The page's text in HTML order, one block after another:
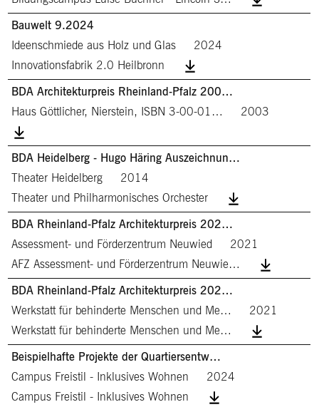
Bauwelt 9.2024
Ideenschmiede aus Holz und Glas
2024
Innovationsfabrik 2.0 Heilbronn
BDA Architekturpreis Rheinland-Pfalz 200…
Haus Göttlicher, Nierstein, ISBN 3-00-01…
2003
BDA Heidelberg - Hugo Häring Auszeichnun…
Theater Heidelberg
2014
Theater und Philharmonisches Orchester
BDA Rheinland-Pfalz Architekturpreis 202…
Assessment- und Förderzentrum Neuwied
2021
AFZ Assessment- und Förderzentrum Neuwie…
BDA Rheinland-Pfalz Architekturpreis 202…
Werkstatt für behinderte Menschen und Me…
2021
Werkstatt für behinderte Menschen und Me…
Beispielhafte Projekte der Quartiersentw…
Campus Freistil - Inklusives Wohnen
2024
Campus Freistil - Inklusives Wohnen